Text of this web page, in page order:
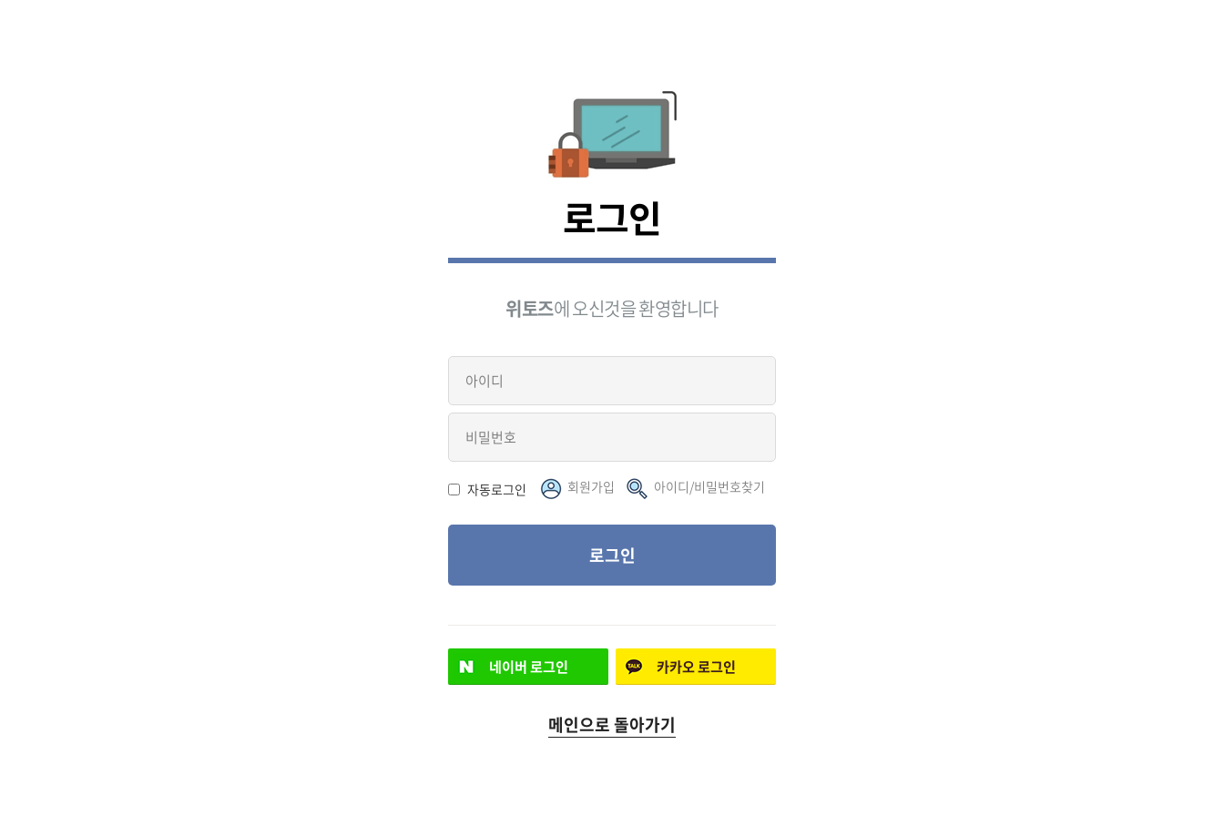
로그인
위토즈에 오신것을 환영합니다
자동로그인 회원가입 아이디/비밀번호찾기
로그인
네이버로그인 카카오로그인
메인으로 돌아가기